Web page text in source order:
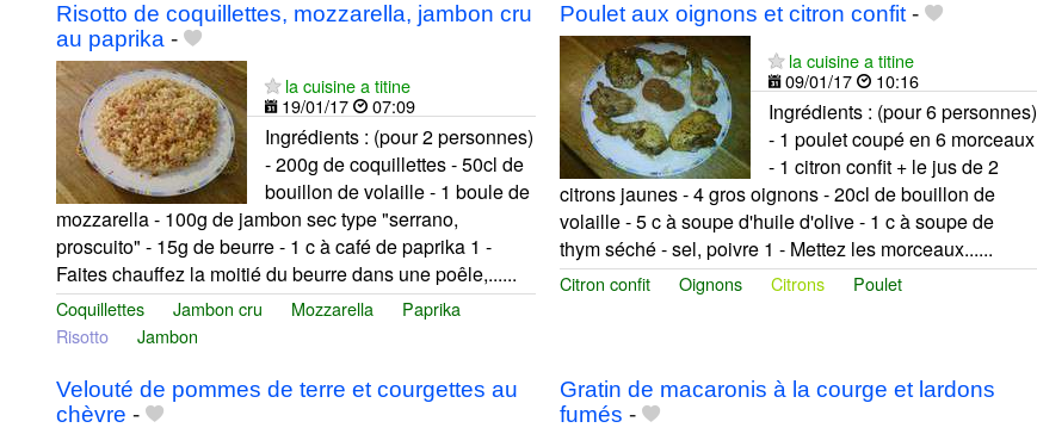
Risotto de coquillettes, mozzarella, jambon cru
au paprika -
la cuisine a titine
19/01/17
07:09
Ingrédients : (pour 2 personnes)
- 200g de coquillettes - 50cl de
bouillon de volaille - 1 boule de
mozzarella - 100g de jambon sec type "serrano,
proscuito" - 15g de beurre - 1 c à café de paprika 1 -
Faites chauffez la moitié du beurre dans une poêle,......
Coquillettes Jambon cru Mozzarella
Paprika
Risotto
Jambon
Poulet aux oignons et citron confit-
la cuisine a titine
09/01/17
10:16
Ingrédients : (pour 6 personnes)
- 1 poulet coupé en 6 morceaux
- 1 citron confit + le jus de 2
citrons jaunes - 4 gros oignons - 20cl de bouillon de
volaille - 5 c à soupe d'huile d'olive - 1 c à soupe de
thym séché - sel, poivre 1 - Mettez les morceaux......
Citron confit Oignons Citrons Poulet
Velouté de pommes de terre et courgettes au
chèvre -
Gratin de macaronis à la courge et lardons
fumés -